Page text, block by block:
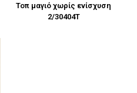
Τοπ μαγιό χωρίς ενίσχυση
2/30404T